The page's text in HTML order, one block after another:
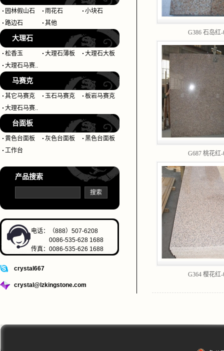
园林假山石 雨花石
小块石
路边石
其他
大理石
松香玉 大理石薄板
大理石大板
大理石马赛..
马赛克
其它马赛克 玉石马赛克
板岩马赛克
大理石马赛..
台面板
黄色台面板 灰色台面板
黑色台面板
工作台
产品搜索
电话：（888）507-6208
0086-535-628 1688
传真：0086-535-626 1688
crystal667
crystal@lzkingstone.com
G386 石岛红-
G687 桃花红-
G364 樱花红-